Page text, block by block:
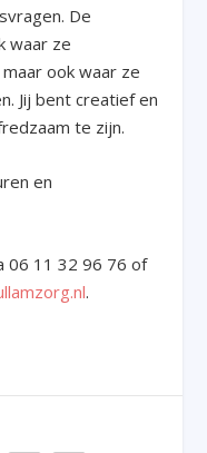
De
waar ze
ook waar ze
Jij bent creatief en
te zijn.
en
06 11 32 96 76 of
.